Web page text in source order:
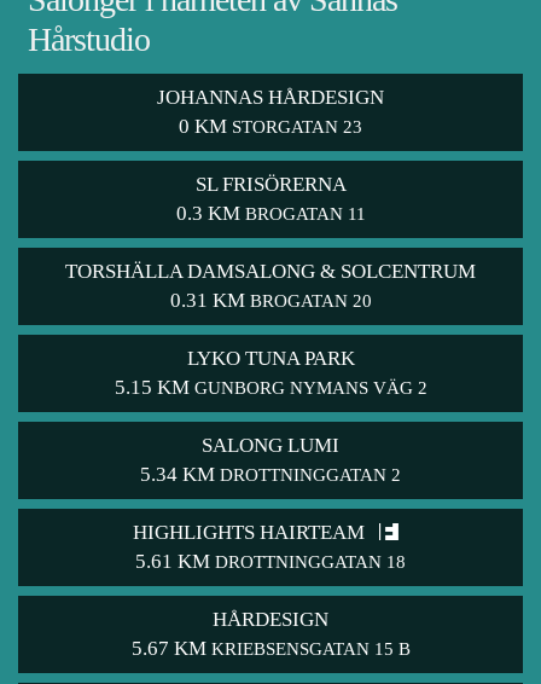
Hårstudio
JOHANNAS HÅRDESIGN
0 KM STORGATAN 23
SL FRISÖRERNA
0.3 KM BROGATAN 11
TORSHÄLLA DAMSALONG & SOLCENTRUM
0.31 KM BROGATAN 20
LYKO TUNA PARK
5.15 KM GUNBORG NYMANS VÄG 2
SALONG LUMI
5.34 KM DROTTNINGGATAN 2
HIGHLIGHTS HAIRTEAM
5.61 KM DROTTNINGGATAN 18
HÅRDESIGN
5.67 KM KRIEBSENSGATAN 15 B